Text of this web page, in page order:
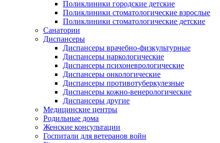
Поликлиники городские детские
Поликлиники стоматологические взрослые
Поликлиники стоматологические детские
Санатории
Диспансеры
Диспансеры врачебно-физкультурные
Диспансеры наркологические
Диспансеры психоневрологические
Диспансеры онкологические
Диспансеры противотуберкулезные
Диспансеры кожно-венерологические
Диспансеры другие
Медицинские центры
Родильные дома
Женские консультации
Госпитали для ветеранов войн